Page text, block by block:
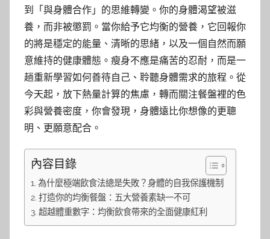
到「與身體合作」的思維轉變。你的身體渴望被滋
養，而非被懲罰。當你給予它均衡的營養，它回報你
的將是穩定的能量、清晰的思緒，以及一個自然而願
意維持的健康體態。瘦身不應是痛苦的忍耐，而是一
趟重新學習如何善待自己、聆聽身體需求的旅程。從
今天起，放下熱量計算的焦慮，轉而關注餐盤裡的色
彩與營養密度，你會發現，身體遠比你想像的更聰
明、更願意配合。
內容目錄
為什麼極端飲食法總是失敗？身體的自我保護機制
打造你的均衡餐盤：五大營養素缺一不可
超越體重數字：均衡飲食帶來的全面健康紅利